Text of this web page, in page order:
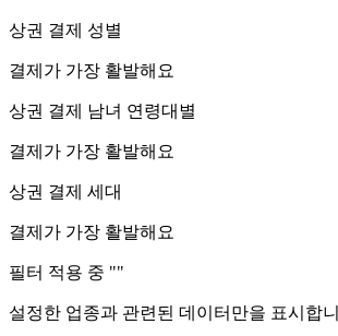
상권 결제 성별
결제가 가장 활발해요
상권 결제 남녀 연령대별
결제가 가장 활발해요
상권 결제 세대
결제가 가장 활발해요
필터 적용 중 ""
설정한 업종과 관련된 데이터만을 표시합